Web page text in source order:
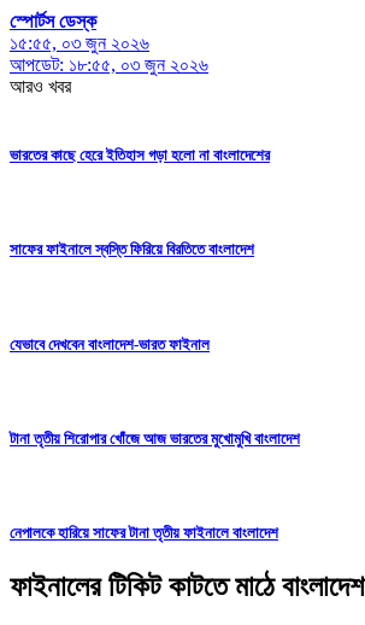
স্পোর্টস ডেস্ক
১৫:৫৫, ০৩ জুন ২০২৬
আপডেট: ১৮:৫৫, ০৩ জুন ২০২৬
আরও খবর
ভারতের কাছে হেরে ইতিহাস গড়া হলো না বাংলাদেশের
সাফের ফাইনালে স্বস্তি ফিরিয়ে বিরতিতে বাংলাদেশ
যেভাবে দেখবেন বাংলাদেশ-ভারত ফাইনাল
টানা তৃতীয় শিরোপার খোঁজে আজ ভারতের মুখোমুখি বাংলাদেশ
নেপালকে হারিয়ে সাফের টানা তৃতীয় ফাইনালে বাংলাদেশ
ফাইনালের টিকিট কাটতে মাঠে বাংলাদেশ